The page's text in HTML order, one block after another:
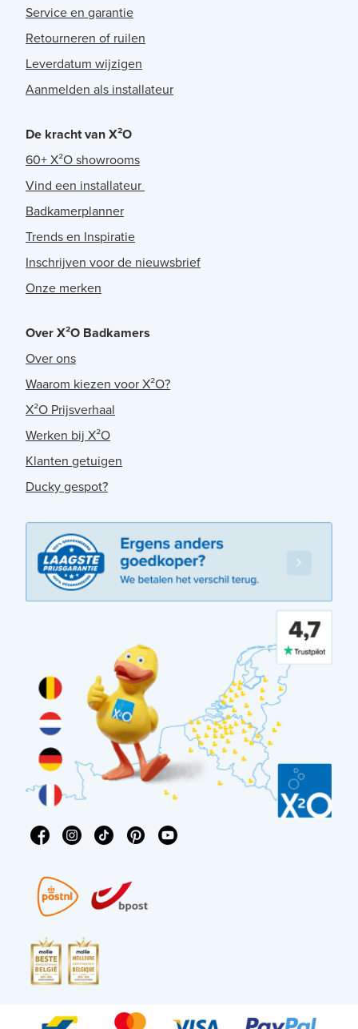
Service en garantie
Retourneren of ruilen
Leverdatum wijzigen
Aanmelden als installateur
De kracht van X²O
60+ X²O showrooms
Vind een installateur
Badkamerplanner
Trends en Inspiratie
Inschrijven voor de nieuwsbrief
Onze merken
Over X²O Badkamers
Over ons
Waarom kiezen voor X²O?
X²O Prijsverhaal
Werken bij X²O
Klanten getuigen
Ducky gespot?